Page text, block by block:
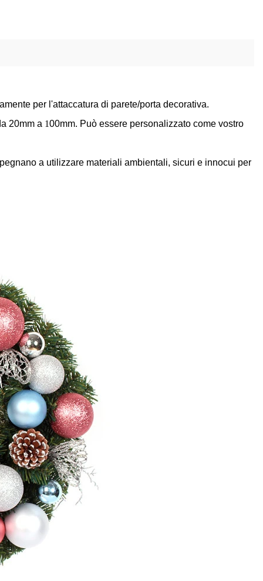
per l'attaccatura di parete/porta decorativa.
20mm a 100mm. Può essere personalizzato come vostro
a utilizzare materiali ambientali, sicuri e innocui per